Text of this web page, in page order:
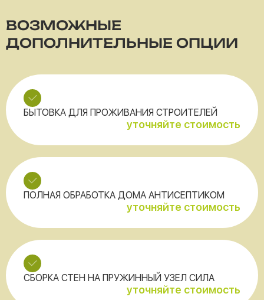
ВОЗМОЖНЫЕ
ДОПОЛНИТЕЛЬНЫЕ ОПЦИИ
БЫТОВКА ДЛЯ ПРОЖИВАНИЯ СТРОИТЕЛЕЙ
уточняйте стоимость
ПОЛНАЯ ОБРАБОТКА ДОМА АНТИСЕПТИКОМ
уточняйте стоимость
СБОРКА СТЕН НА ПРУЖИННЫЙ УЗЕЛ СИЛА
уточняйте стоимость